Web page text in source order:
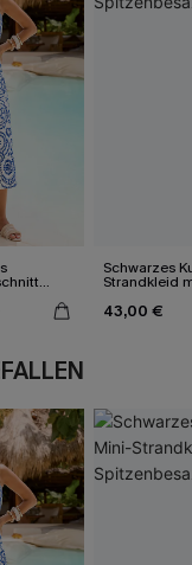
Schwarzes
Strandkleid
43,00 €